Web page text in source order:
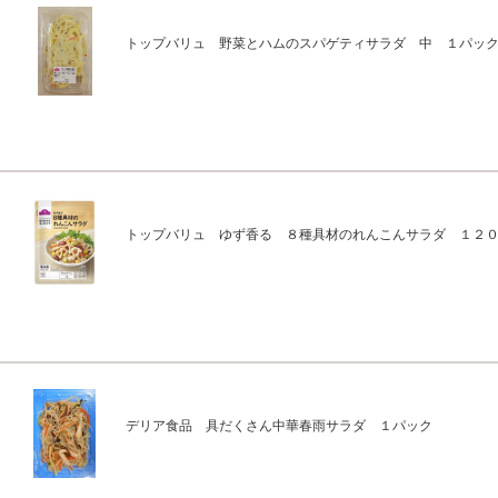
トップバリュ 野菜とハムのスパゲティサラダ 中 １パッ
トップバリュ ゆず香る ８種具材のれんこんサラダ １２
デリア食品 具だくさん中華春雨サラダ １パック